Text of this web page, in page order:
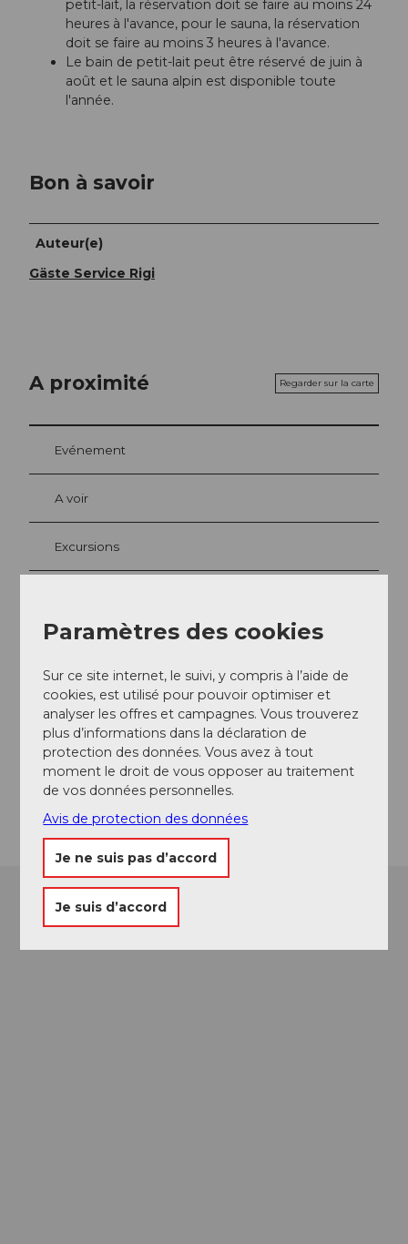
petit-lait, la réservation doit se faire au moins 24
heures à l'avance, pour le sauna, la réservation
doit se faire au moins 3 heures à l'avance.
Le bain de petit-lait peut être réservé de juin à
août et le sauna alpin est disponible toute
l'année.
Bon à savoir
Auteur(e)
Gäste Service Rigi
A proximité Regarder sur la carte
Evénement
A voir
Excursions
Contact
6410Goldau
+41 41 855 02 06
chaeserenholz@bluewin.ch
Arrivée
Paramètres des cookies
Sur ce site internet, le suivi, y compris à l’aide de
cookies, est utilisé pour pouvoir optimiser et
analyser les offres et campagnes. Vous trouverez
plus d’informations dans la déclaration de
protection des données. Vous avez à tout
moment le droit de vous opposer au traitement
de vos données personnelles.
Avis de protection des données
Je ne suis pas d’accord
Je suis d’accord